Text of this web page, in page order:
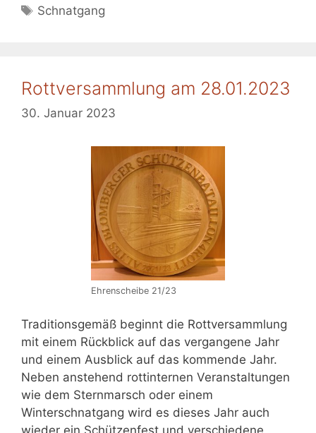
Schlagwörter
Schnatgang
Rottversammlung am 28.01.2023
30. Januar 2023
Ehrenscheibe 21/23
Traditionsgemäß beginnt die Rottversammlung
mit einem Rückblick auf das vergangene Jahr
und einem Ausblick auf das kommende Jahr.
Neben anstehend rottinternen Veranstaltungen
wie dem Sternmarsch oder einem
Winterschnatgang wird es dieses Jahr auch
wieder ein Schützenfest und verschiedene